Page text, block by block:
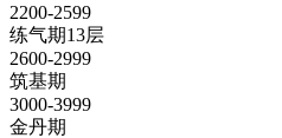
2200-2599
练气期13层
2600-2999
筑基期
3000-3999
金丹期